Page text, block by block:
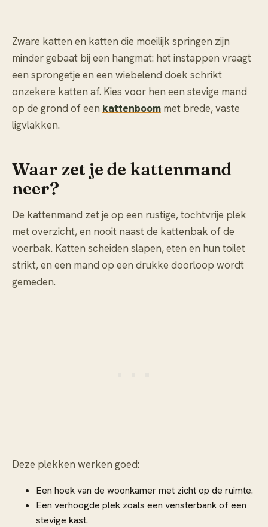
Zware katten en katten die moeilijk springen zijn
minder gebaat bij een hangmat: het instappen vraagt
een sprongetje en een wiebelend doek schrikt
onzekere katten af. Kies voor hen een stevige mand
op de grond of een kattenboom met brede, vaste
ligvlakken.
Waar zet je de kattenmand
neer?
De kattenmand zet je op een rustige, tochtvrije plek
met overzicht, en nooit naast de kattenbak of de
voerbak. Katten scheiden slapen, eten en hun toilet
strikt, en een mand op een drukke doorloop wordt
gemeden.
Deze plekken werken goed:
Een hoek van de woonkamer met zicht op de ruimte.
Een verhoogde plek zoals een vensterbank of een
stevige kast.